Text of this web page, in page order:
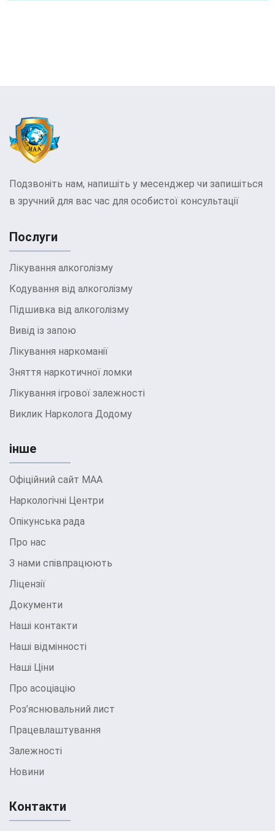
Подзвоніть нам, напишіть у месенджер чи запишіться
в зручний для вас час для особистої консультації
Послуги
Лікування алкоголізму
Кодування від алкоголізму
Підшивка від алкоголізму
Вивід із запою
Лікування наркоманії
Зняття наркотичної ломки
Лікування ігрової залежності
Виклик Нарколога Додому
інше
Офіційний сайт МАА
Наркологічні Центри
Опікунська рада
Про нас
З нами співпрацюють
Ліцензії
Документи
Наші контакти
Наші відмінності
Наші Ціни
Про асоціацію
Роз’яснювальний лист
Працевлаштування
Залежності
Новини
Контакти